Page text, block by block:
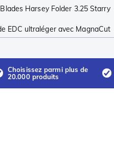
Harsey Folder 3.25 Starry
EDC ultraléger avec MagnaCut
Choisissez parmi plus de
20.000 produits